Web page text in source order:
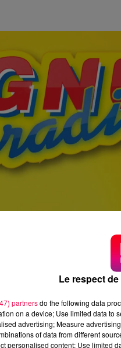
Le respect
partnersdo the following data
on a device; Use limited data to
advertising; Measure
of data from different
personalised content; Use limited